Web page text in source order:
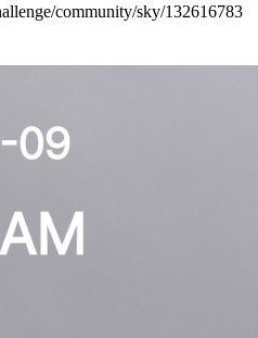
community/sky/132616783